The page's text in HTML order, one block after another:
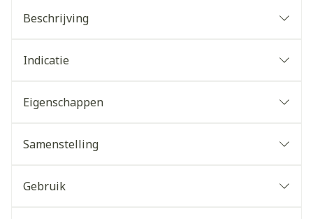
Beschrijving
Indicatie
Eigenschappen
Samenstelling
Gebruik